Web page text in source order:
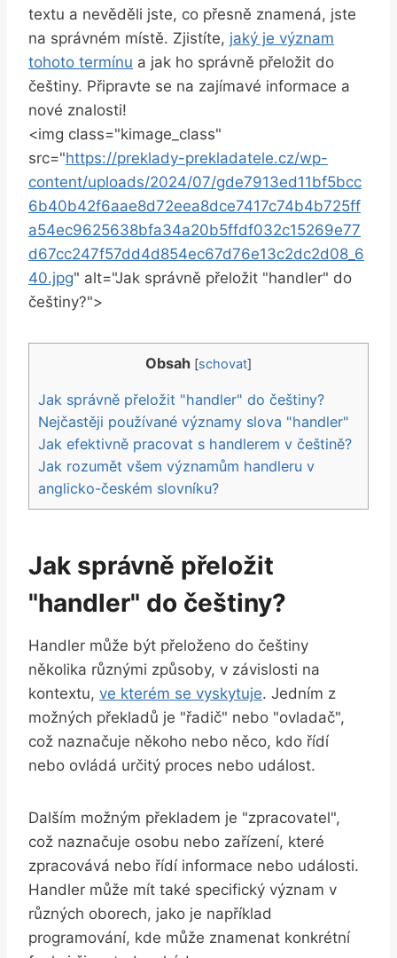
textu a nevěděli jste, co přesně znamená, jste
na správném místě. Zjistíte, jaký je význam
tohoto termínu a jak ho správně přeložit do
češtiny. Připravte se na zajímavé informace a
nové znalosti!
<img class="kimage_class"
src="https://preklady-prekladatele.cz/wp-
content/uploads/2024/07/gde7913ed11bf5bcc
6b40b42f6aae8d72eea8dce7417c74b4b725ff
a54ec9625638bfa34a20b5ffdf032c15269e77
d67cc247f57dd4d854ec67d76e13c2dc2d08_6
40.jpg" alt="Jak správně přeložit "handler" do
češtiny?">
Obsah [schovat]
Jak správně přeložit "handler" do češtiny?
Nejčastěji používané významy slova "handler"
Jak efektivně pracovat s handlerem v češtině?
Jak rozumět všem významům handleru v
anglicko-českém slovníku?
Jak správně přeložit
"handler" do češtiny?
Handler může být přeloženo do češtiny
několika různými způsoby, v závislosti na
kontextu, ve kterém se vyskytuje. Jedním z
možných překladů je "řadič" nebo "ovladač",
což naznačuje někoho nebo něco, kdo řídí
nebo ovládá určitý proces nebo událost.
Dalším možným překladem je "zpracovatel",
což naznačuje osobu nebo zařízení, které
zpracovává nebo řídí informace nebo události.
Handler může mít také specifický význam v
různých oborech, jako je například
programování, kde může znamenat konkrétní